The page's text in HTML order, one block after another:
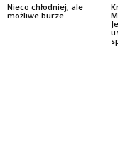
Nieco chłodniej, ale
możliwe burze